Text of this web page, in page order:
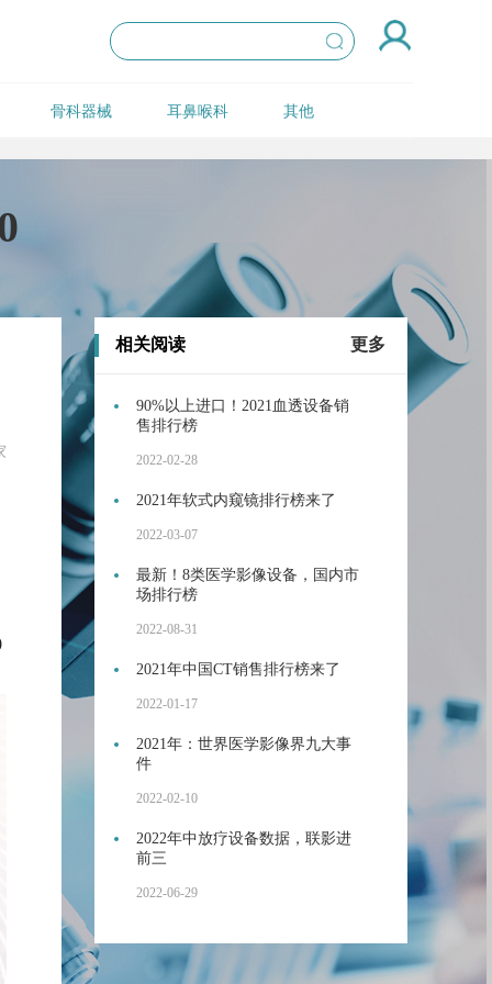
骨科器械 耳鼻喉科 其他
相关阅读 更多
90%以上进口！2021血透设备销
售排行榜
2022-02-28
2021年软式内窥镜排行榜来了
2022-03-07
最新！8类医学影像设备，国内市
场排行榜
2022-08-31
2021年中国CT销售排行榜来了
2022-01-17
2021年：世界医学影像界九大事
件
2022-02-10
2022年中放疗设备数据，联影进
前三
2022-06-29